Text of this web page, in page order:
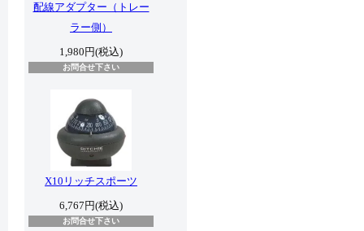
配線アダプター（トレー
ラー側）
1,980円(税込)
お問合せ下さい
X10リッチスポーツ
6,767円(税込)
お問合せ下さい